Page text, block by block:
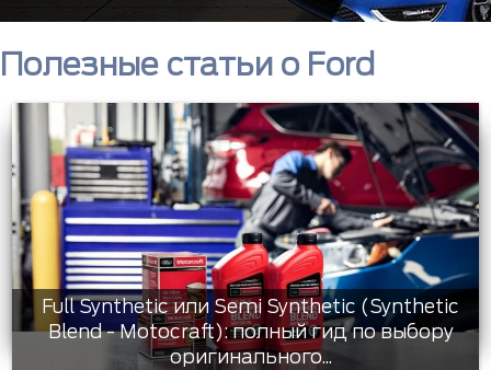
Полезные статьи о Ford
Full Synthetic или Semi Synthetic (Synthetic
Blend - Motocraft): полный гид по выбору
оригинального...